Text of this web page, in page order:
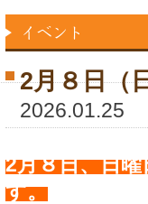
2月８日（
2026.01.25
2月８日、日
す。